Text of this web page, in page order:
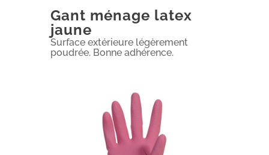
Gant ménage latex
jaune
Surface extérieure légèrement
poudrée. Bonne adhérence.